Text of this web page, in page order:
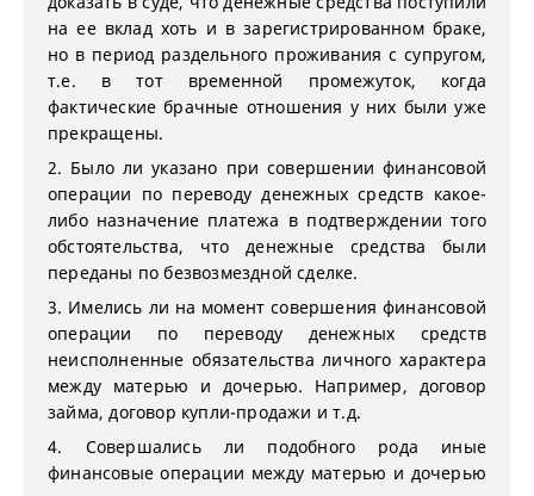
на ее вклад хоть и в зарегистрированном браке,
но в период раздельного проживания с супругом,
т.е. в тот временной промежуток, когда
фактические брачные отношения у них были уже
прекращены.
2. Было ли указано при совершении финансовой
операции по переводу денежных средств какое-
либо назначение платежа в подтверждении того
обстоятельства, что денежные средства были
переданы по безвозмездной сделке.
3. Имелись ли на момент совершения финансовой
операции по переводу денежных средств
неисполненные обязательства личного характера
между матерью и дочерью. Например, договор
займа, договор купли-продажи и т.д.
4. Совершались ли подобного рода иные
финансовые операции между матерью и дочерью